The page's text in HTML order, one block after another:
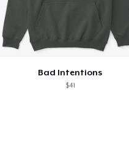
Bad Intentions
$41